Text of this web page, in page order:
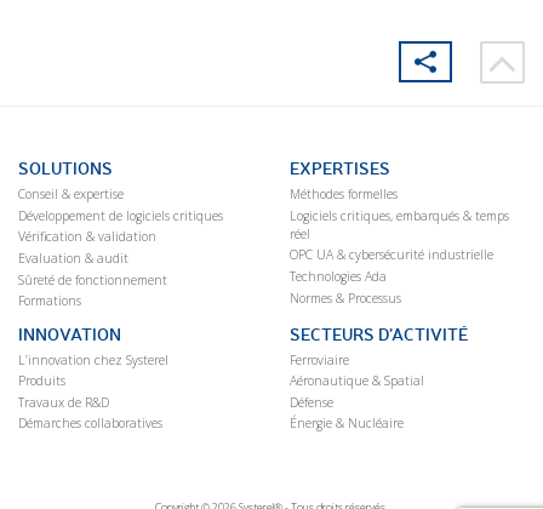
SOLUTIONS
Conseil & expertise
Développement de logiciels critiques
Vérification & validation
Evaluation & audit
Sûreté de fonctionnement
Formations
EXPERTISES
Méthodes formelles
Logiciels critiques, embarqués & temps
réel
OPC UA & cybersécurité industrielle
Technologies Ada
Normes & Processus
INNOVATION
L’innovation chez Systerel
Produits
Travaux de R&D
Démarches collaboratives
SECTEURS D’ACTIVITÉ
Ferroviaire
Aéronautique & Spatial
Défense
Énergie & Nucléaire